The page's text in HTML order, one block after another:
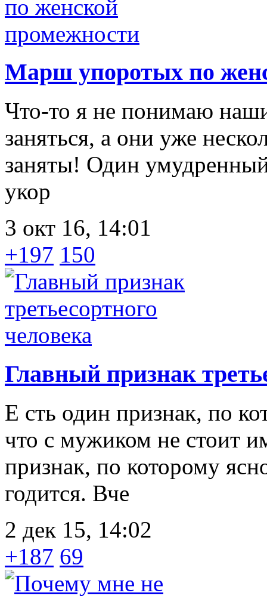
Марш упоротых по
Что-то я не понимаю
заняться, а они уже
заняты! Один умудренный
укор
3 окт 16, 14:01
+197 150
Главный признак
Е сть один признак, по
что с мужиком не стоит
признак, по которому
годится. Вче
2 дек 15, 14:02
+187 69